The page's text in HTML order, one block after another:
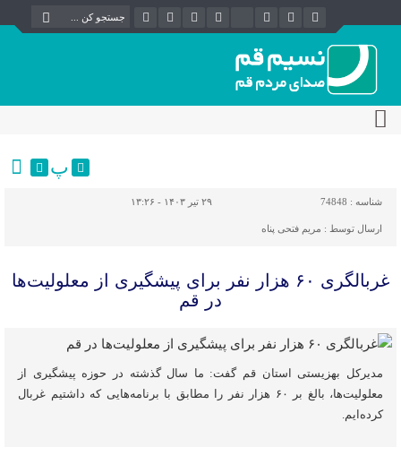
پ
شناسه : 74848 ۲۹ تیر ۱۴۰۳ - ۱۳:۲۶
ارسال توسط : مریم فتحی پناه
غربالگری ۶۰ هزار نفر برای پیشگیری از معلولیت‌ها
در قم
مدیرکل بهزیستی استان قم گفت: ما سال گذشته در حوزه پیشگیری از
معلولیت‌ها، بالغ بر ۶۰ هزار نفر را مطابق با برنامه‌هایی که داشتیم غربال
کرده‌ایم.